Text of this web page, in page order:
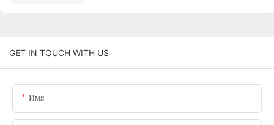
GET IN TOUCH WITH US
Имя